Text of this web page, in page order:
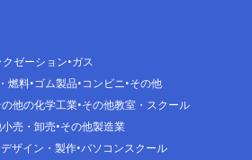
ゼーション ガス
燃料 ゴム製品 コンビニ その他
の他の化学工業 その他教室・スクール
売・卸売 その他製造業
デザイン・製作 パソコンスクール